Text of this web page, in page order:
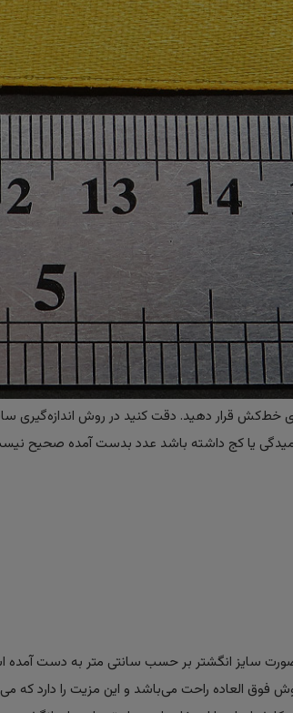
خط‌کش قرار دهید. دقت کنید در روش اندازه‌گیری
خمیدگی یا کج داشته باشد عدد بدست آمده صحیح
صورت سایز انگشتر بر حسب سانتی متر به دست
فوق العاده راحت می‌باشد و این مزیت را دارد که